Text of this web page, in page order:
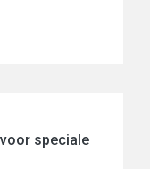
speciale